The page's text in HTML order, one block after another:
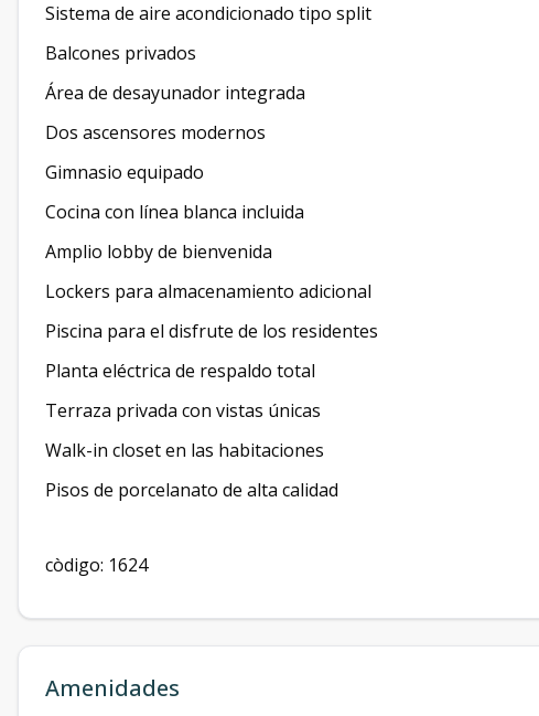
Sistema de aire acondicionado tipo split
Balcones privados
Área de desayunador integrada
Dos ascensores modernos
Gimnasio equipado
Cocina con línea blanca incluida
Amplio lobby de bienvenida
Lockers para almacenamiento adicional
Piscina para el disfrute de los residentes
Planta eléctrica de respaldo total
Terraza privada con vistas únicas
Walk-in closet en las habitaciones
Pisos de porcelanato de alta calidad
còdigo: 1624
Amenidades